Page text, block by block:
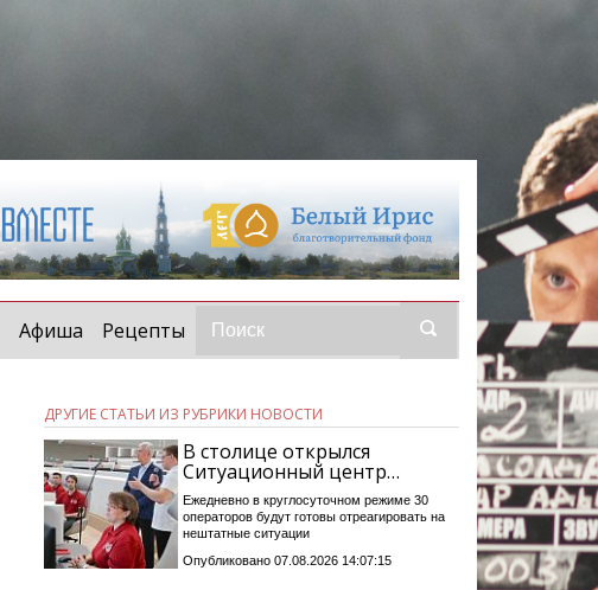
Афиша Рецепты
ДРУГИЕ СТАТЬИ ИЗ РУБРИКИ НОВОСТИ
В столице открылся
Ситуационный центр…
Ежедневно в круглосуточном режиме 30
операторов будут готовы отреагировать на
нештатные ситуации
Опубликовано 07.08.2026 14:07:15